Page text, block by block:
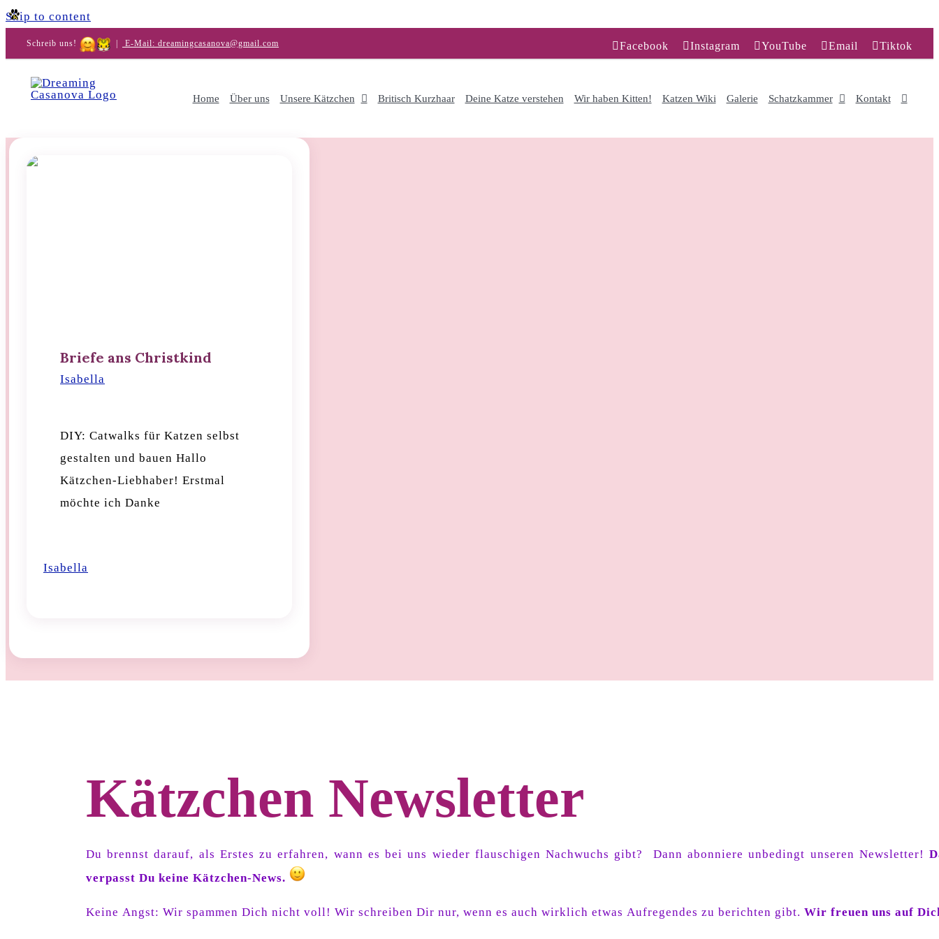
Skip to content
Schreib uns! E-Mail: dreamingcasanova@gmail.com Facebook Instagram YouTube Email Tiktok
Home Über uns Unsere Kätzchen Britisch Kurzhaar Deine Katze verstehen Wir haben Kitten! Katzen Wiki Galerie Schatzkammer Kontakt
Briefe ans Christkind
Isabella
DIY: Catwalks für Katzen selbst
gestalten und bauen Hallo
Kätzchen-Liebhaber! Erstmal
möchte ich Danke
Isabella
Kätzchen Newsletter
Du brennst darauf, als Erstes zu erfahren, wann es bei uns wieder flauschigen Nachwuchs gibt? Dann abonniere unbedingt unseren Newsletter!
verpasst Du keine Kätzchen-News.
Keine Angst: Wir spammen Dich nicht voll! Wir schreiben Dir nur, wenn es auch wirklich etwas Aufregendes zu berichten gibt. Wir freuen uns auf